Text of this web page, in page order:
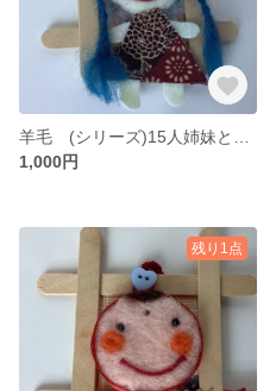
1,000円
残り1点